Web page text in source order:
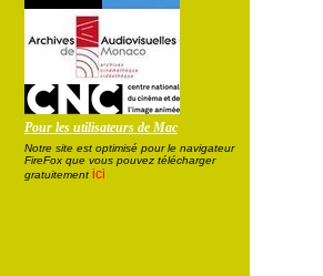
Pour les utilisateurs de Mac
Notre site est optimisé pour le navigateur
FireFox que vous pouvez télécharger
gratuitement ici